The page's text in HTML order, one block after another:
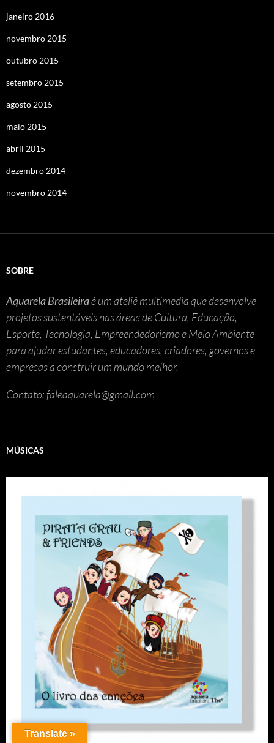
janeiro 2016
novembro 2015
outubro 2015
setembro 2015
agosto 2015
maio 2015
abril 2015
dezembro 2014
novembro 2014
SOBRE
Aquarela Brasileiraé um ateliê multimedia que desenvolve
projetos sustentáveis nas áreas de Cultura, Educação,
Esporte, Tecnologia, Empreendedorismo e Meio Ambiente
para ajudar estudantes, educadores, criadores, governos e
empresas a construir um mundo melhor.
Contato: faleaquarela@gmail.com
MÚSICAS
Translate »